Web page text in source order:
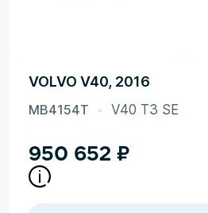
VOLVO V40, 2016
MB4154T V40 T3 SE
950 652 ₽